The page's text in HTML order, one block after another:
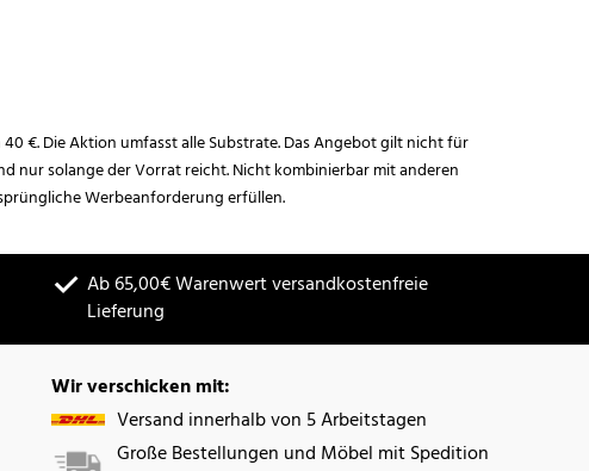
40 €. Die Aktion umfasst alle Substrate. Das Angebot gilt nicht für
nur solange der Vorrat reicht. Nicht kombinierbar mit anderen
Werbeanforderung erfüllen.
Ab 65,00€ Warenwert versandkostenfreie
Lieferung
Wir verschicken mit:
Versand innerhalb von 5 Arbeitstagen
Große Bestellungen und Möbel mit Spedition